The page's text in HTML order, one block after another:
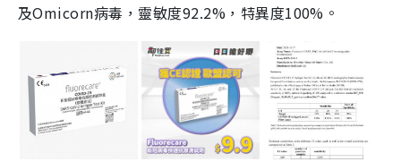
及Omicorn病毒，靈敏度92.2%，特異度100%。